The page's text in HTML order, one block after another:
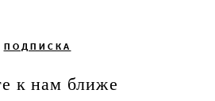
ПОДПИСКА
к нам ближе